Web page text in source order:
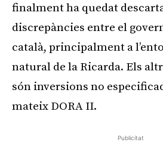
finalment ha quedat
discrepàncies entre el
català, principalment a
natural de la Ricarda. Els
són inversions no
mateix DORA II.
Publicitat